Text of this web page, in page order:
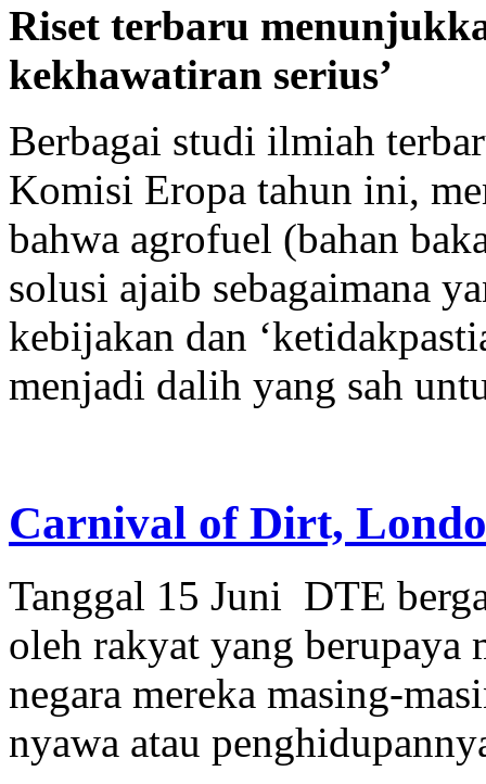
Riset terbaru
kekhawatiran serius’
Berbagai studi ilmiah
Komisi Eropa tahun ini,
bahwa agrofuel (bahan
solusi ajaib sebagaimana
kebijakan dan
menjadi dalih yang sah
Carnival of Dirt,
Tanggal 15 Juni DTE
oleh rakyat yang
negara mereka masing-
nyawa atau